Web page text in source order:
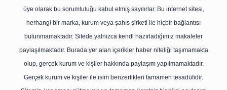
üye olarak bu sorumluluğu kabul etmiş sayılırlar. Bu internet sitesi,
herhangi bir marka, kurum veya şahıs şirketi ile hiçbir bağlantısı
bulunmamaktadır. Sitede yalnızca kendi hazırladığımız makaleler
paylaşılmaktadır. Burada yer alan içerikler haber niteliği taşımamakta
olup, gerçek kurum ve kişiler hakkında paylaşım yapılmamaktadır.
Gerçek kurum ve kişiler ile isim benzerlikleri tamamen tesadüfidir.